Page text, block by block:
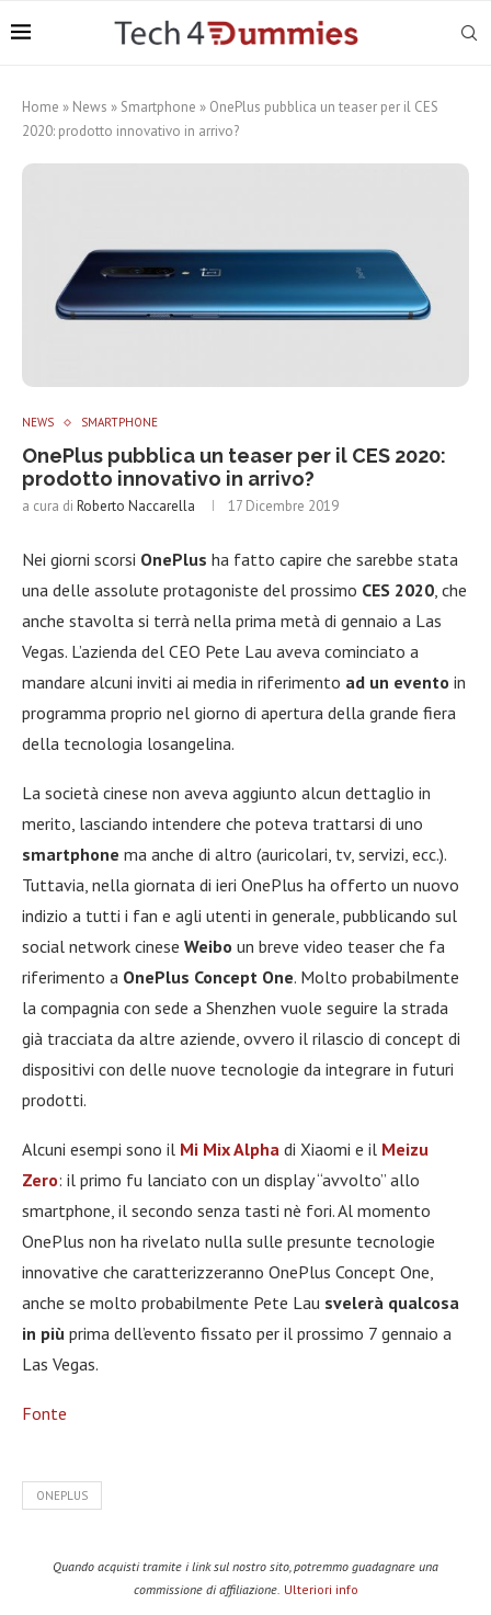
Home » News » Smartphone » OnePlus pubblica un teaser per il CES
2020: prodotto innovativo in arrivo?
NEWS SMARTPHONE
OnePlus pubblica un teaser per il CES 2020:
prodotto innovativo in arrivo?
a cura di Roberto Naccarella 17 Dicembre 2019
Nei giorni scorsi OnePlus ha fatto capire che sarebbe stata
una delle assolute protagoniste del prossimo CES 2020, che
anche stavolta si terrà nella prima metà di gennaio a Las
Vegas. L’azienda del CEO Pete Lau aveva cominciato a
mandare alcuni inviti ai media in riferimento ad un evento in
programma proprio nel giorno di apertura della grande fiera
della tecnologia losangelina.
La società cinese non aveva aggiunto alcun dettaglio in
merito, lasciando intendere che poteva trattarsi di uno
smartphone ma anche di altro (auricolari, tv, servizi, ecc.).
Tuttavia, nella giornata di ieri OnePlus ha offerto un nuovo
indizio a tutti i fan e agli utenti in generale, pubblicando sul
social network cinese Weibo un breve video teaser che fa
riferimento a OnePlus Concept One. Molto probabilmente
la compagnia con sede a Shenzhen vuole seguire la strada
già tracciata da altre aziende, ovvero il rilascio di concept di
dispositivi con delle nuove tecnologie da integrare in futuri
prodotti.
Alcuni esempi sono il Mi Mix Alpha di Xiaomi e il Meizu
Zero: il primo fu lanciato con un display “avvolto” allo
smartphone, il secondo senza tasti nè fori. Al momento
OnePlus non ha rivelato nulla sulle presunte tecnologie
innovative che caratterizzeranno OnePlus Concept One,
anche se molto probabilmente Pete Lau svelerà qualcosa
in più prima dell’evento fissato per il prossimo 7 gennaio a
Las Vegas.
Fonte
ONEPLUS
Quando acquisti tramite i link sul nostro sito, potremmo guadagnare una
commissione di affiliazione. Ulteriori info